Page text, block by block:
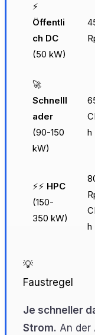
⚡
Öffentli
ch DC
(50 kW)
🚀
Schnelll
ader
(90-150
kW)
h
⚡⚡ HPC
(150-
350 kW)
h
💡
Faustregel
Je schneller
Strom. An der